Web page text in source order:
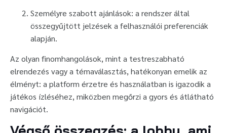
Személyre szabott ajánlások: a rendszer által
összegyűjtött jelzések a felhasználói preferenciák
alapján.
Az olyan finomhangolások, mint a testreszabható
elrendezés vagy a témaválasztás, hatékonyan emelik az
élményt: a platform érzetre és használatban is igazodik a
játékos ízléséhez, miközben megőrzi a gyors és átlátható
navigációt.